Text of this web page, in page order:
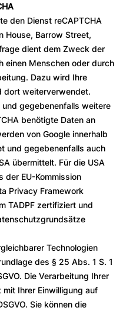
den Dienst reCAPTCHA
House, Barrow Street,
dient dem Zweck der
einen Menschen oder durch
Dazu wird Ihre
dort weiterverwendet.
gegebenenfalls weitere
benötigte Daten an
von Google innerhalb
und gegebenenfalls auch
übermittelt. Für die USA
der EU-Kommission
Privacy Framework
TADPF zertifiziert und
Technologien
des § 25 Abs. 1 S. 1
Die Verarbeitung Ihrer
Ihrer Einwilligung auf
Sie können die